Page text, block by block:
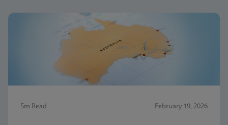
5m Read February 19, 2026